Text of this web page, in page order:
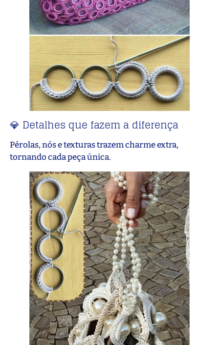
💎 Detalhes que fazem a diferença
Pérolas, nós e texturas trazem charme extra,
tornando cada peça única.